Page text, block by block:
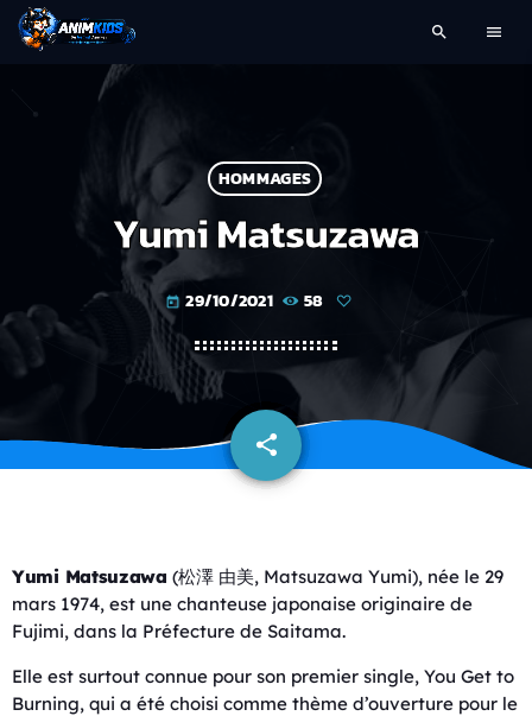
search menu
HOMMAGES
Yumi Matsuzawa
today 29/10/2021 58
share
email
Yumi Matsuzawa (松澤 由美, Matsuzawa Yumi), née le 29
mars 1974, est une chanteuse japonaise originaire de
Fujimi, dans la Préfecture de Saitama.
Elle est surtout connue pour son premier single, You Get to
Burning, qui a été choisi comme thème d’ouverture pour le